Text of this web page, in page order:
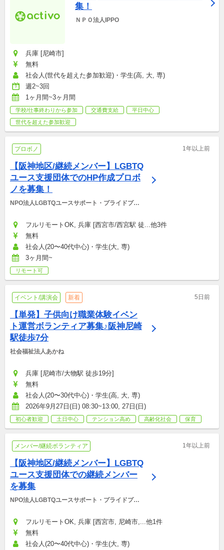
集！
ＮＰＯ法人IPPO
兵庫 [尼崎市]
無料
社会人(世代を超えた参加歓迎)・学生(高, 大, 専)
週2~3回
1ヶ月間~3ヶ月間
学校/仕事終わりから参加 交通費支給
平日中心
世代を超えた参加歓迎
プロボノ 1年以上前
【阪神地区/継続メンバー】LGBTQ
ユース支援団体でのHP作成プロボ
ノを募集！
NPO法人LGBTQユースサポート・プライドプロ
フルリモートOK, 兵庫 [西宮市/西宮駅 徒...他3件
無料
社会人(20〜40代中心)・学生(大, 専)
3ヶ月間~
リモート可
イベント/講演会 新着 5日前
【単発】子供向け職業体験イベン
ト運営ボランティア募集♪阪神尼崎
駅徒歩7分
社会福祉法人あかね
兵庫 [尼崎市/大物駅 徒歩19分]
無料
社会人(20〜30代中心)・学生(高, 大, 専)
2026年9月27日(日) 08:30~13:00, 27日(日)
初心者歓迎 土日中心 テンション高め 高齢化社会 保育
メンバー/継続ボランティア 1年以上前
【阪神地区/継続メンバー】LGBTQ
ユース支援団体での継続メンバー
を募集
NPO法人LGBTQユースサポート・プライドプロ
フルリモートOK, 兵庫 [西宮市, 尼崎市,...他1件
無料
社会人(20〜40代中心)・学生(大, 専)